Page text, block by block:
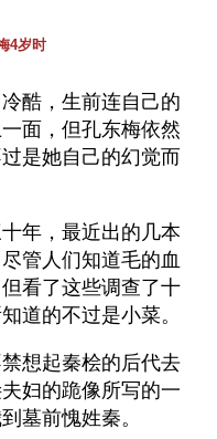
4岁时
酷，生前连自己的
面，但孔东梅依然
是她自己的幻觉而
年，最近出的几本
管人们知道毛的血
看了这些调查了十
道的不过是小菜。
想起秦桧的后代去
妇的跪像所写的一
墓前愧姓秦。